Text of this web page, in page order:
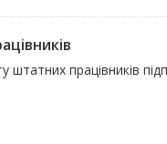
штатних працівників